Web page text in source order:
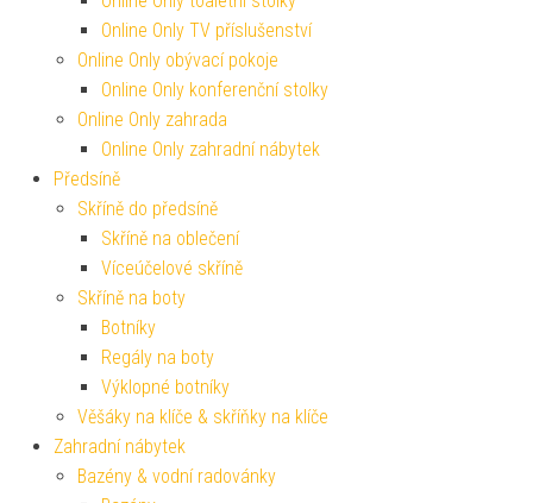
Online Only TV příslušenství
Online Only obývací pokoje
Online Only konferenční stolky
Online Only zahrada
Online Only zahradní nábytek
Předsíně
Skříně do předsíně
Skříně na oblečení
Víceúčelové skříně
Skříně na boty
Botníky
Regály na boty
Výklopné botníky
Věšáky na klíče & skříňky na klíče
Zahradní nábytek
Bazény & vodní radovánky